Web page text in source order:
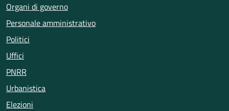
Organi di governo
Personale amministrativo
Politici
Uffici
PNRR
Urbanistica
Elezioni